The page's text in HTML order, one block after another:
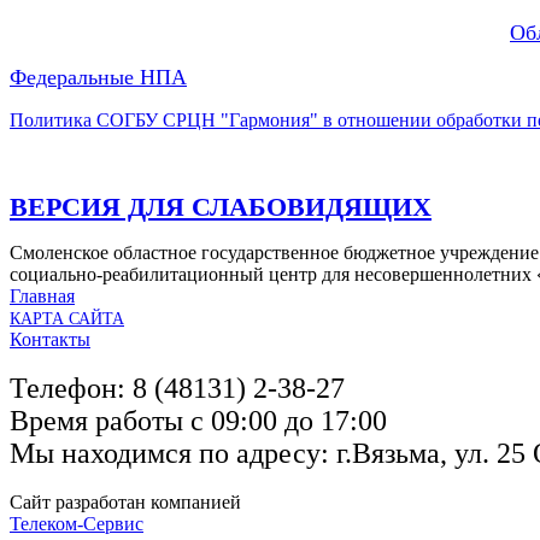
Федеральные НПА
Политика СОГБУ СРЦН "Гармония" в отношении обработки
ВЕРСИЯ ДЛЯ СЛАБОВИДЯЩИХ
Смоленское областное государственное бюджетное
социально-реабилитационный центр для несовершеннолетних
Главная
КАРТА САЙТА
Контакты
Телефон: 8 (48131) 2-38-27
Время работы с 09:00 до 17:00
Мы находимся по адресу: г.Вязьма, ул. 25
Сайт разработан компанией
Телеком-Сервис